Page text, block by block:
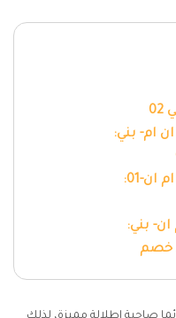
ام- بني:
01:
بني:
خصم